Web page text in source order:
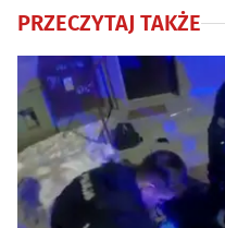
PRZECZYTAJ TAKŻE